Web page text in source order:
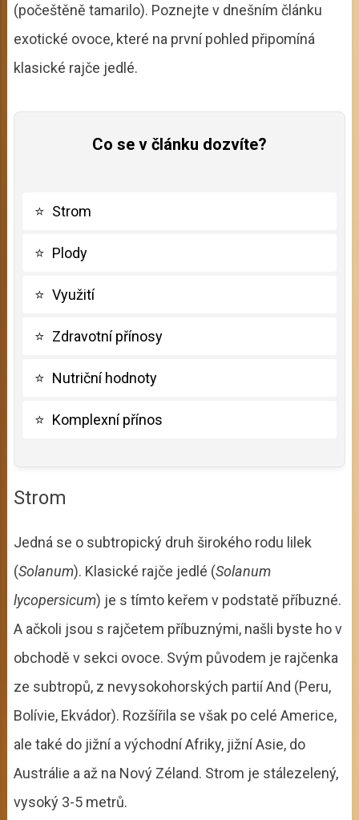
(počeštěně tamarilo). Poznejte v dnešním článku
exotické ovoce, které na první pohled připomíná
klasické rajče jedlé.
Co se v článku dozvíte?
⭐ Strom
⭐ Plody
⭐ Využití
⭐ Zdravotní přínosy
⭐ Nutriční hodnoty
⭐ Komplexní přínos
Strom
Jedná se o subtropický druh širokého rodu lilek
(Solanum). Klasické rajče jedlé (Solanum
lycopersicum) je s tímto keřem v podstatě příbuzné.
A ačkoli jsou s rajčetem příbuznými, našli byste ho v
obchodě v sekci ovoce. Svým původem je rajčenka
ze subtropů, z nevysokohorských partií And (Peru,
Bolívie, Ekvádor). Rozšířila se však po celé Americe,
ale také do jižní a východní Afriky, jižní Asie, do
Austrálie a až na Nový Zéland. Strom je stálezelený,
vysoký 3-5 metrů.